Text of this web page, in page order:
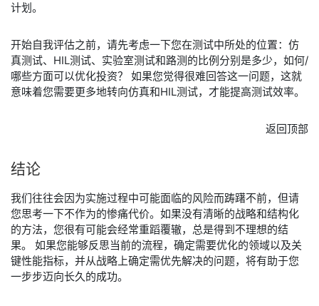
计划。
开始自我评估之前，请先考虑一下您在测试中所处的位置：仿
真测试、HIL测试、实验室测试和路测的比例分别是多少，如何/
哪些方面可以优化投资？ 如果您觉得很难回答这一问题，这就
意味着您需要更多地转向仿真和HIL测试，才能提高测试效率。
返回顶部
结论​
我们往往会因为实施过程中可能面临的风险而踌躇不前，但请
您思考一下不作为的惨痛代价。如果没有清晰的战略和结构化
的方法，您很有可能会经常重蹈覆辙，总是得到不理想的结
果。 如果您能够反思当前的流程，确定需要优化的领域以及关
键性能指标，并从战略上确定需优先解决的问题，将有助于您
一步步迈向长久的成功。